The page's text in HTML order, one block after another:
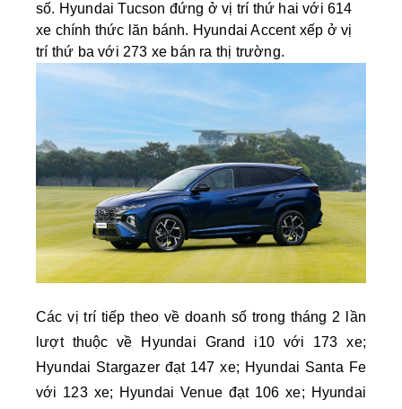
số. Hyundai Tucson đứng ở vị trí thứ hai với 614
xe chính thức lăn bánh. Hyundai Accent xếp ở vị
trí thứ ba với 273 xe bán ra thị trường.
Các vị trí tiếp theo về doanh số trong tháng 2 lần
lượt thuộc về Hyundai Grand i10 với 173 xe;
Hyundai Stargazer đạt 147 xe; Hyundai Santa Fe
với 123 xe; Hyundai Venue đạt 106 xe; Hyundai